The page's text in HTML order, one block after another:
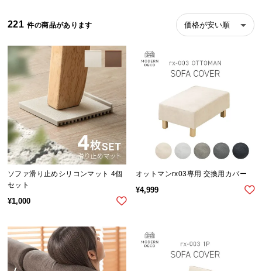
ア
イ
ス
ト
探
す
イ
ン
テ
ア
コ
デ
221 価格が安い順
ソファ滑り止めシリコンマット 4個
セット
¥1,000
オットマンrx03専用 交換用カバー
¥4,999